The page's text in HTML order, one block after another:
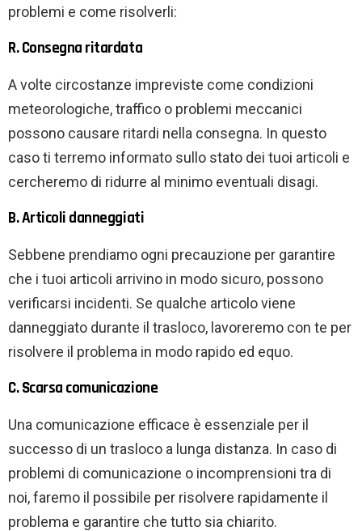
problemi e come risolverli:
R. Consegna ritardata
A volte circostanze impreviste come condizioni
meteorologiche, traffico o problemi meccanici
possono causare ritardi nella consegna. In questo
caso ti terremo informato sullo stato dei tuoi articoli e
cercheremo di ridurre al minimo eventuali disagi.
B. Articoli danneggiati
Sebbene prendiamo ogni precauzione per garantire
che i tuoi articoli arrivino in modo sicuro, possono
verificarsi incidenti. Se qualche articolo viene
danneggiato durante il trasloco, lavoreremo con te per
risolvere il problema in modo rapido ed equo.
C. Scarsa comunicazione
Una comunicazione efficace è essenziale per il
successo di un trasloco a lunga distanza. In caso di
problemi di comunicazione o incomprensioni tra di
noi, faremo il possibile per risolvere rapidamente il
problema e garantire che tutto sia chiarito.